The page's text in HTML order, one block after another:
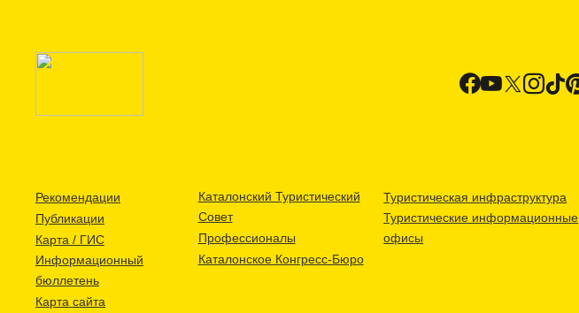
Рекомендации
Публикации
Карта / ГИС
Информационный
бюллетень
Карта сайта
Каталонский Туристический
Совет
Профессионалы
Каталонское Конгресс-Бюро
Туристическая инфраструктура
Туристические информационные
офисы